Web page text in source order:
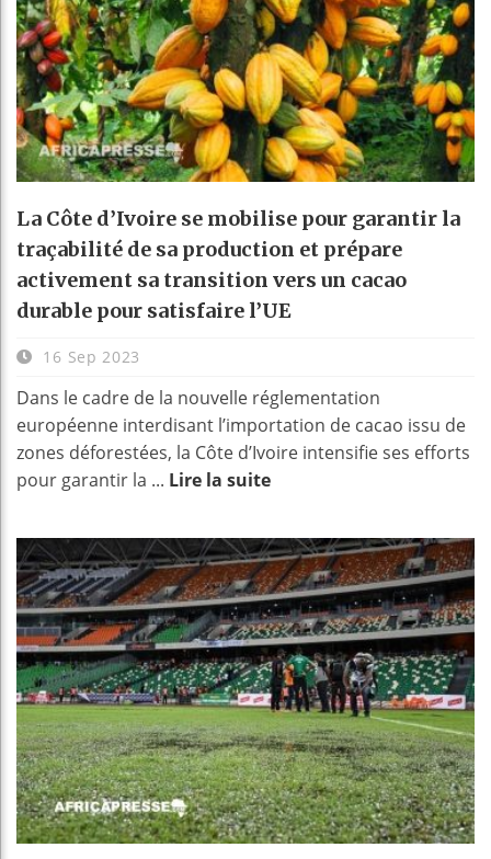
La Côte d’Ivoire se mobilise pour garantir la
traçabilité de sa production et prépare
activement sa transition vers un cacao
durable pour satisfaire l’UE
16 Sep 2023
Dans le cadre de la nouvelle réglementation
européenne interdisant l’importation de cacao issu de
zones déforestées, la Côte d’Ivoire intensifie ses efforts
pour garantir la ... Lire la suite